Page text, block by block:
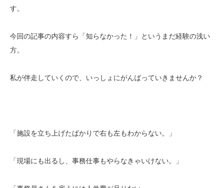
す。
今回の記事の内容すら「知らなかった！」というまだ経験の浅い
方。
私が伴走していくので、いっしょにがんばっていきませんか？
「施設を立ち上げたばかりで右も左もわからない。」
「現場にも出るし、事務仕事もやらなきゃいけない。」